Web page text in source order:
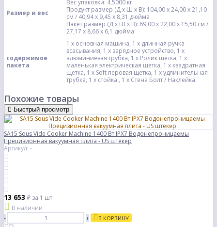
Размер и вес
Вес упаковки: 4,5000 кг
Продукт размер (Д х Ш х В): 104,00 х 24,00 х 21,10
см / 40,94 х 9,45 х 8,31 дюйма
Пакет размер (Д х Ш х В): 69,00 х 22,00 х 15,50 см /
27,17 х 8,66 х 6,1 дюйма
содержимое
пакета
1 х основная машина, 1 х длинная ручка
всасывания, 1 х зарядное устройство, 1 х
алюминиевая трубка, 1 х Ролик щетка, 1 х
маленькая электрическая щетка, 1 х квадратная
щетка, 1 х Soft перовая щетка, 1 х удлинительная
трубка, 1 х стойка , 1 х Стена Болт / Наклейка
Похожие товары
Быстрый просмотр
SA15 Sous Vide Cooker Machine 1400 Вт IPX7 Водонепроницаемы
Прецизионная вакуумная плита - US штекер
Артикул: -
13 653 ₽ за 1 шт
В наличии
-
+ В КОРЗИНУ